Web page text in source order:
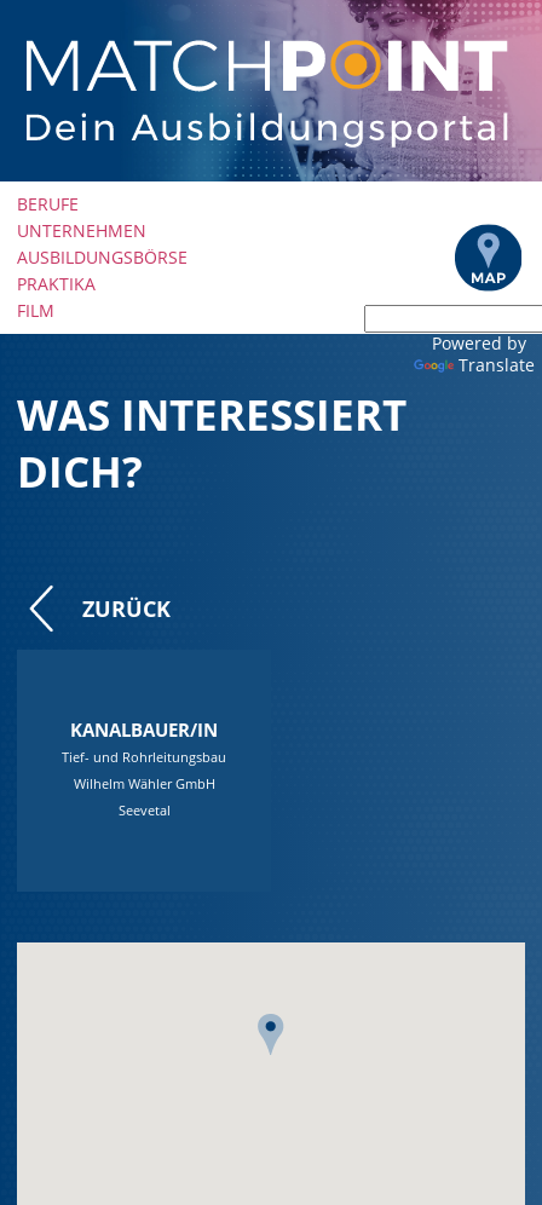
überspringen
BERUFE
UNTERNEHMEN
AUSBILDUNGSBÖRSE
PRAKTIKA
FILM
Powered by
Translate
WAS INTERESSIERT
DICH?
ZURÜCK
KANALBAUER/IN
Tief- und Rohrleitungsbau
Wilhelm Wähler GmbH
Seevetal